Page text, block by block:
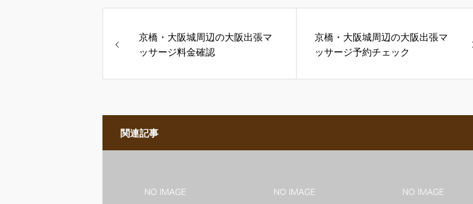
京橋・大阪城周辺の大阪出張マ
ッサージ料金確認
京橋・大阪城周辺の大阪出張マ
ッサージ予約チェック
関連記事